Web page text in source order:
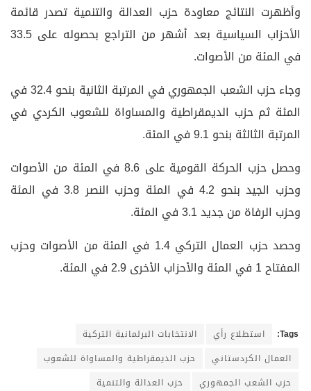
وأظهرت النتائج معاودة حزب العدالة والتنمية تصدر قائمة
الأحزاب السياسية بعد أشهر من التراجع بحصوله على 33.5
في المئة من الأصوات.
وجاء حزب الشعب الجمهوري في المرتبة الثانية بنحو 32.4 في
المئة ثم حزب الديمقراطية والمساواة للشعوب الكردي في
المرتبة الثالثة بنحو 9.1 في المئة.
وحصل حزب الحركة القومية على 8.6 في المئة من الأصوات
وحزب الجيد بنحو 4.2 في المئة وحزب النصر 3.8 في المئة
وحزب الرفاة من جديد 3.1 في المئة.
وحصد حزب العمال التركي 1.4 في المئة من الأصوات وحزب
المفتاح 1 في المئة والأحزاب الأخرى 2.9 في المئة.
Tags: استطلاع رأي
الانتخابات البرلمانية التركية
العمال الكردستاني
حزب الديمقراطية والمساواة للشعوب
حزب الشعب الجمهوري
حزب العدالة والتنمية